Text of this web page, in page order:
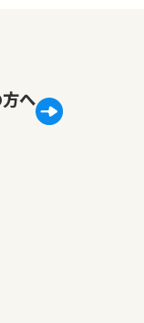
へ